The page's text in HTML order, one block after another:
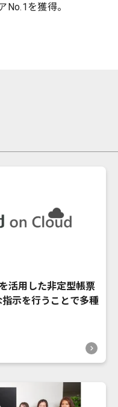
No.1を獲得。
活用した非定型帳票
示を行うことで多種